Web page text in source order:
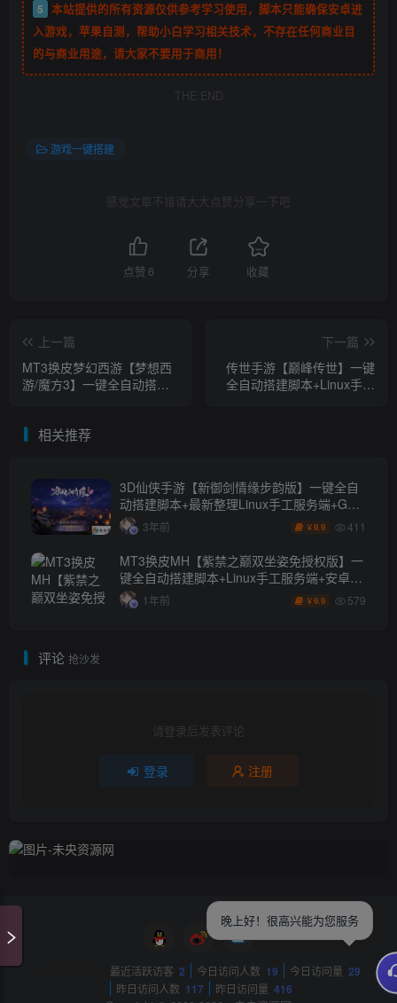
5 本站提供的所有资源仅供参考学习使用，脚本只能确保安卓进
入游戏，苹果自测，帮助小白学习相关技术，不存在任何商业目
的与商业用途，请大家不要用于商用！
THE END
游戏一键搭建
感觉文章不错请大大点赞分享一下吧
点赞 6 分享 收藏
上一篇
MT3换皮梦幻西游【梦想西
游/魔方3】一键全自动搭建
下一篇
传世手游【巅峰传世】一键
全自动搭建脚本+Linux手工
相关推荐
3D仙侠手游【新御剑情缘步韵版】一键全自
动搭建脚本+最新整理Linux手工服务端+GM
授权后台+安卓苹果双端+详细搭建教程
3年前 ￥9.9 411
MT3换皮MH【紫禁之巅双坐姿免授权版】一
键全自动搭建脚本+Linux手工服务端+安卓苹
果双端+GM后台+详细搭建教程+全套源码
1年前 ￥9.9 579
评论 抢沙发
请登录后发表评论
登录 注册
最近活跃访客 2 今日访问人数 19 今日访问量 29
昨日访问人数 117 昨日访问量 416
晚上好！很高兴能为您服务